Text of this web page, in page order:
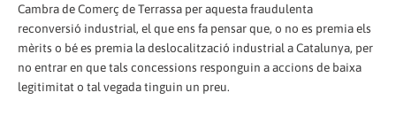
Cambra de Comerç de Terrassa per aquesta fraudulenta
reconversió industrial, el que ens fa pensar que, o no es premia els
mèrits o bé es premia la deslocalització industrial a Catalunya, per
no entrar en que tals concessions responguin a accions de baixa
legitimitat o tal vegada tinguin un preu.